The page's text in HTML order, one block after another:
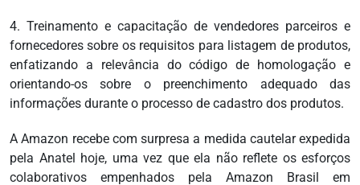
4. Treinamento e capacitação de vendedores parceiros e
fornecedores sobre os requisitos para listagem de produtos,
enfatizando a relevância do código de homologação e
orientando-os sobre o preenchimento adequado das
informações durante o processo de cadastro dos produtos.
A Amazon recebe com surpresa a medida cautelar expedida
pela Anatel hoje, uma vez que ela não reflete os esforços
colaborativos empenhados pela Amazon Brasil em